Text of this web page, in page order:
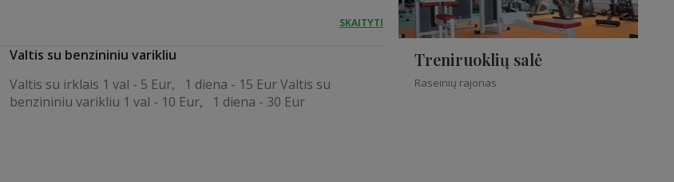
SKAITYTI
Valtis su benzininiu varikliu
Valtis su irklais 1 val - 5 Eur, 1 diena - 15 Eur Valtis su
benzininiu varikliu 1 val - 10 Eur, 1 diena - 30 Eur
Treniruoklių salė
Raseinių rajonas